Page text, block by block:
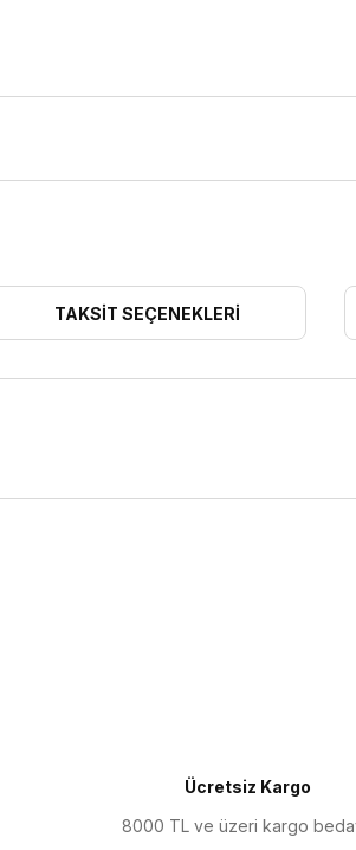
TAKSIT SEÇENEKLERI
Ücretsiz Kargo
8000 TL ve üzeri kargo